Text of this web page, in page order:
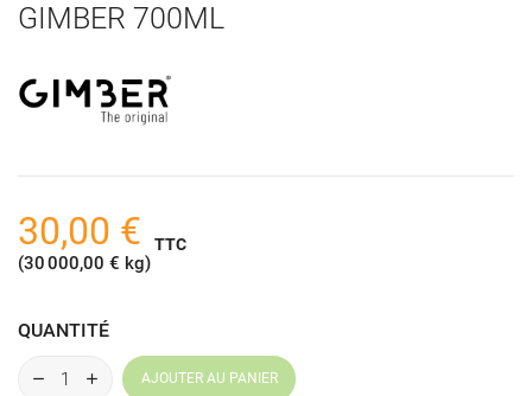
GIMBER 700ML
30,00 €
(30 000,00 € kg)
TTC
QUANTITÉ
AJOUTER AU PANIER